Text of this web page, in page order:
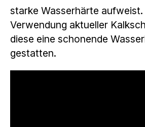
starke Wasserhärte
Verwendung aktueller
diese eine schonende
gestatten.